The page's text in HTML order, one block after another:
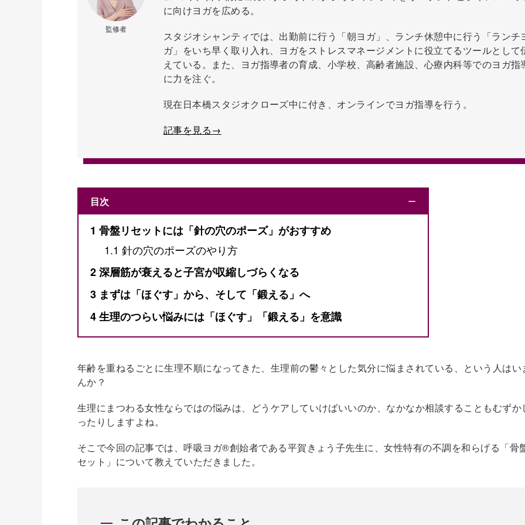
監修者
に向けヨガを広める。
スタジオシャンティでは、出勤前に行う「朝ヨガ」、ランチ休憩中に行う「ランチ
ガ」をいち早く取り入れ、ヨガをストレスマネージメントに役立てるツールとして
えている。また、ヨガ指導者の育成、小学校、高齢者施設、心療内科等でのヨガ指
に力を注ぐ。
現在日本橋スタジオクローズ中に付き、オンラインでヨガ指導を行う。
記事を見る→
目次 ー
1 骨盤リセットには「針の穴のポーズ」がおすすめ
1.1 針の穴のポーズのやり方
2深層筋が衰えると子宮が収縮しづらくなる
3 まずは「ほぐす」から、そして「鍛える」へ
4生理のつらい悩みには「ほぐす」「鍛える」を意識
年齢を重ねるごとに生理不順になってきた、生理前の鬱々とした気分に悩まされている、という人はい
んか？
生理にまつわる女性ならではの悩みは、どうケアしていけばいいのか、なかなか相談することもむずか
ったりしますよね。
そこで今回の記事では、呼吸ヨガ®創始者である平賀きょう子先生に、女性特有の不調を和らげる「骨
セット」について教えていただきました。